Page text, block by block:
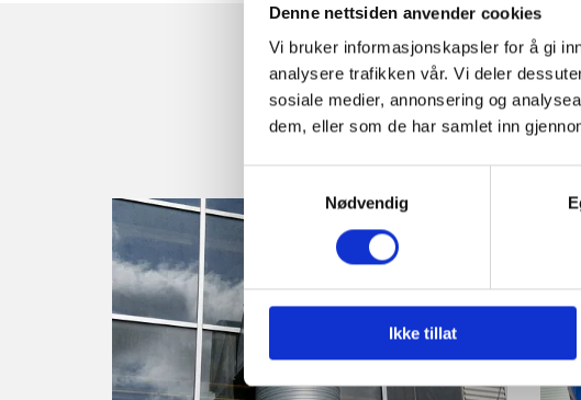
Denne nettsiden anvender cookies
Vi bruker informasjonskapsler for å gi
analysere trafikken vår. Vi deler
sosiale medier, annonsering og
dem, eller som de har samlet inn
Nødvendig
Ikke tillat
Vi